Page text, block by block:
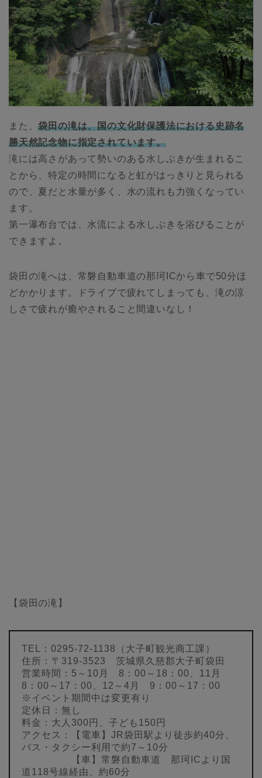
また、袋田の滝は、国の文化財保護法における史跡名
勝天然記念物に指定されています。
滝には高さがあって勢いのある水しぶきが生まれるこ
とから、特定の時間になると虹がはっきりと見られる
ので、夏だと水量が多く、水の流れも力強くなってい
ます。
第一瀑布台では、水流による水しぶきを浴びることが
できますよ。
袋田の滝へは、常磐自動車道の那珂ICから車で50分ほ
どかかります。ドライブで疲れてしまっても、滝の涼
しさで疲れが癒やされること間違いなし！
【袋田の滝】
TEL：0295-72-1138（大子町観光商工課）
住所：〒319-3523 茨城県久慈郡大子町袋田
営業時間：5～10月 8：00～18：00、11月
8：00～17：00、12～4月 9：00～17：00
※イベント期間中は変更有り
定休日：無し
料金：大人300円、子ども150円
アクセス：【電車】JR袋田駅より徒歩約40分、
バス・タクシー利用で約7～10分
【車】常磐自動車道 那珂ICより国
道118号線経由、約60分